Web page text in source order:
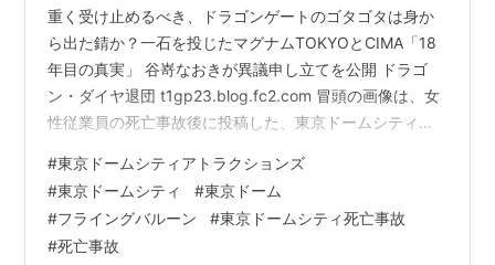
重く受け止めるべき、ドラゴンゲートのゴタゴタは身か
ら出た錆か？一石を投じたマグナムTOKYOとCIMA「18
年目の真実」 谷嵜なおきが異議申し立てを公開 ドラゴ
ン・ダイヤ退団 t1gp23.blog.fc2.com 冒頭の画像は、女
性従業員の死亡事故後に投稿した、東京ドームシティ公
なかったため、ユーザーが「亡くなられた従業員とその
ご遺族に対して謝罪じゃないの？」と苦言を呈した。 4
月21日、東京ドームシティアトラクションズで、女性作
業員が脚立に乗って遊具の点検作業をしていたところ、
#東京ドームシティアトラクションズ
#東京ドームシティ #東京ドーム
#フライングバルーン #東京ドームシティ死亡事故
#死亡事故